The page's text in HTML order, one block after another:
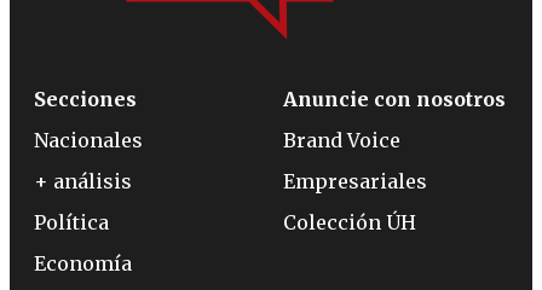
Secciones
Nacionales
+ análisis
Política
Economía
Anuncie con nosotros
Brand Voice
Empresariales
Colección ÚH